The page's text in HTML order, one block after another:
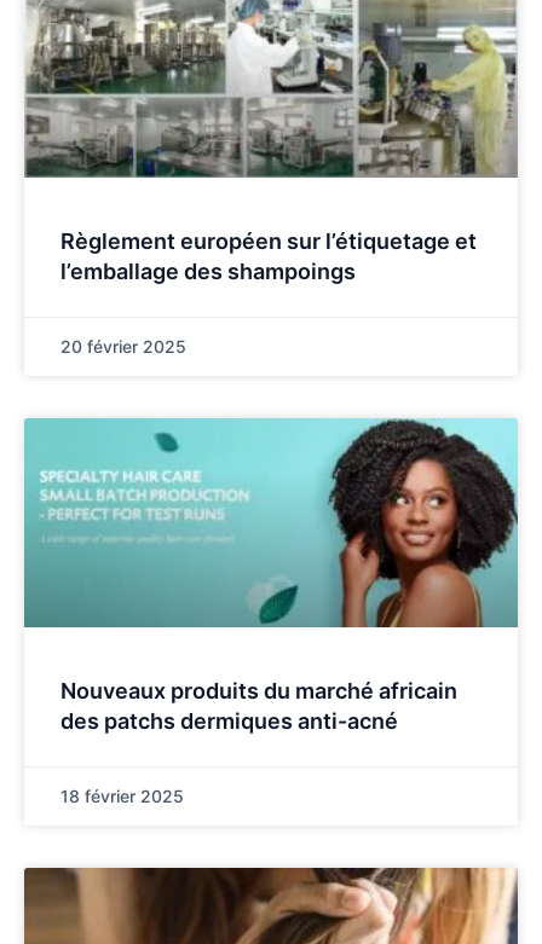
Règlement européen sur l’étiquetage et
l’emballage des shampoings
20 février 2025
Nouveaux produits du marché africain
des patchs dermiques anti-acné
18 février 2025